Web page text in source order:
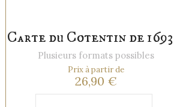
Carte du Cotentin de 1693
Plusieurs formats possibles
Prix à partir de
26,90 €